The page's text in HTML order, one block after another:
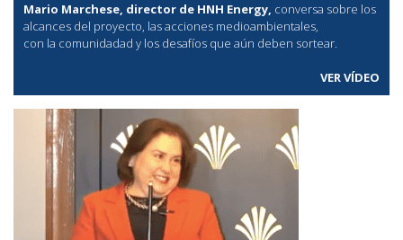
Mario Marchese, director de HNH Energy, conversa sobre los
alcances del proyecto, las acciones medioambientales,
con la comunidadad y los desafíos que aún deben sortear.
VER VÍDEO